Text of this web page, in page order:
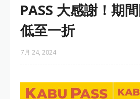
PASS 大感謝！期
低至一折
7月 24, 2024